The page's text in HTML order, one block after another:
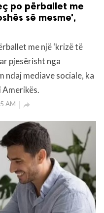
po përballet me
së mesme',
me një ‘krizë të
pjesërisht nga
ndaj mediave sociale, ka
AM 